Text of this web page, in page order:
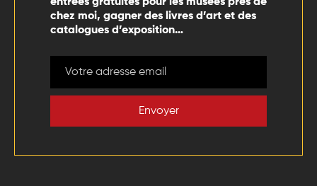
chez moi, gagner des livres d’art et des
catalogues d’exposition…
Envoyer